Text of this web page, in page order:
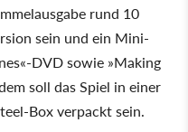
rund 10
sein und ein Mini-
DVD sowie »Making
soll das Spiel in einer
Box verpackt sein.